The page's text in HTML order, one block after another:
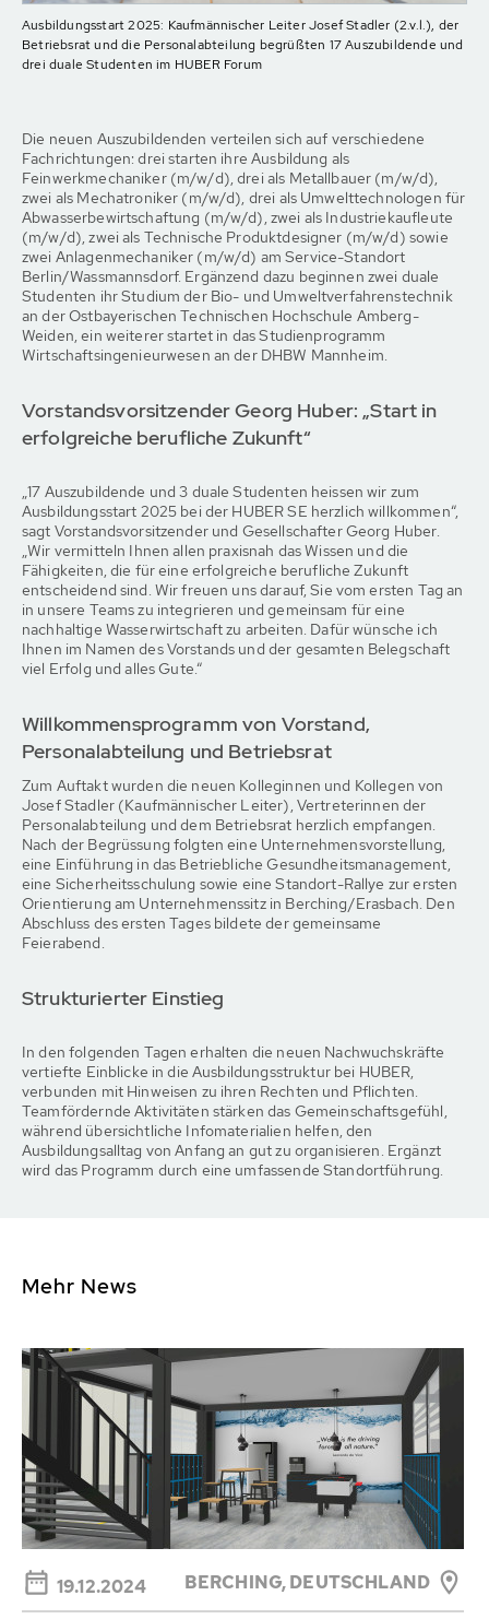
Ausbildungsstart 2025: Kaufmännischer Leiter Josef Stadler (2.v.l.), der
Betriebsrat und die Personalabteilung begrüßten 17 Auszubildende und
drei duale Studenten im HUBER Forum
Die neuen Auszubildenden verteilen sich auf verschiedene
Fachrichtungen: drei starten ihre Ausbildung als
Feinwerkmechaniker (m/w/d), drei als Metallbauer (m/w/d),
zwei als Mechatroniker (m/w/d), drei als Umwelttechnologen für
Abwasserbewirtschaftung (m/w/d), zwei als Industriekaufleute
(m/w/d), zwei als Technische Produktdesigner (m/w/d) sowie
zwei Anlagenmechaniker (m/w/d) am Service-Standort
Berlin/Wassmannsdorf. Ergänzend dazu beginnen zwei duale
Studenten ihr Studium der Bio- und Umweltverfahrenstechnik
an der Ostbayerischen Technischen Hochschule Amberg-
Weiden, ein weiterer startet in das Studienprogramm
Wirtschaftsingenieurwesen an der DHBW Mannheim.
Vorstandsvorsitzender Georg Huber: „Start in
erfolgreiche berufliche Zukunft“
„17 Auszubildende und 3 duale Studenten heissen wir zum
Ausbildungsstart 2025 bei der HUBER SE herzlich willkommen“,
sagt Vorstandsvorsitzender und Gesellschafter Georg Huber.
„Wir vermitteln Ihnen allen praxisnah das Wissen und die
Fähigkeiten, die für eine erfolgreiche berufliche Zukunft
entscheidend sind. Wir freuen uns darauf, Sie vom ersten Tag an
in unsere Teams zu integrieren und gemeinsam für eine
nachhaltige Wasserwirtschaft zu arbeiten. Dafür wünsche ich
Ihnen im Namen des Vorstands und der gesamten Belegschaft
viel Erfolg und alles Gute.“
Willkommensprogramm von Vorstand,
Personalabteilung und Betriebsrat
Zum Auftakt wurden die neuen Kolleginnen und Kollegen von
Josef Stadler (Kaufmännischer Leiter), Vertreterinnen der
Personalabteilung und dem Betriebsrat herzlich empfangen.
Nach der Begrüssung folgten eine Unternehmensvorstellung,
eine Einführung in das Betriebliche Gesundheitsmanagement,
eine Sicherheitsschulung sowie eine Standort-Rallye zur ersten
Orientierung am Unternehmenssitz in Berching/Erasbach. Den
Abschluss des ersten Tages bildete der gemeinsame
Feierabend.
Strukturierter Einstieg
In den folgenden Tagen erhalten die neuen Nachwuchskräfte
vertiefte Einblicke in die Ausbildungsstruktur bei HUBER,
verbunden mit Hinweisen zu ihren Rechten und Pflichten.
Teamfördernde Aktivitäten stärken das Gemeinschaftsgefühl,
während übersichtliche Infomaterialien helfen, den
Ausbildungsalltag von Anfang an gut zu organisieren. Ergänzt
wird das Programm durch eine umfassende Standortführung.
Mehr News
19.12.2024 BERCHING,DEUTSCHLAND